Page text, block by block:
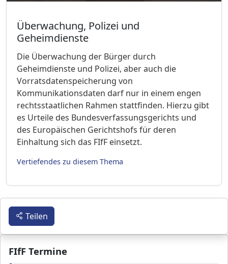
Überwachung, Polizei und
Geheimdienste
Die Überwachung der Bürger durch
Geheimdienste und Polizei, aber auch die
Vorratsdatenspeicherung von
Kommunikationsdaten darf nur in einem engen
rechtsstaatlichen Rahmen stattfinden. Hierzu gibt
es Urteile des Bundesverfassungsgerichts und
des Europäischen Gerichtshofs für deren
Einhaltung sich das FIfF einsetzt.
Vertiefendes zu diesem Thema
FIfF Termine
Teilen